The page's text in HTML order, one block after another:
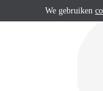
We gebruiken